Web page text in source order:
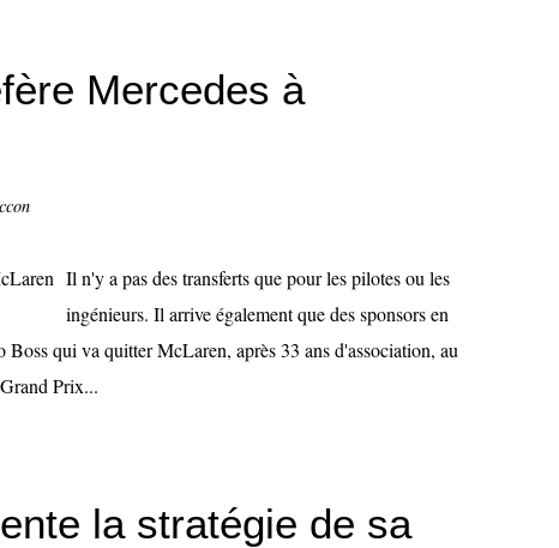
Mercedes à
Il n'y a pas des transferts que pour les pilotes ou les
ingénieurs. Il arrive également que des sponsors en
Boss qui va quitter McLaren, après 33 ans d'association, au
Prix...
la stratégie de sa